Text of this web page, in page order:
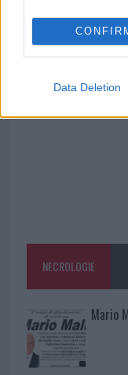
Data Deletion
Aggius
NECROLOGIE
Mario